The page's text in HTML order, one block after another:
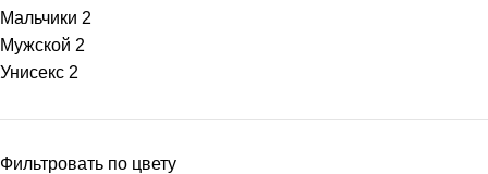
Мальчики 2
Мужской 2
Унисекс 2
Фильтровать по цвету